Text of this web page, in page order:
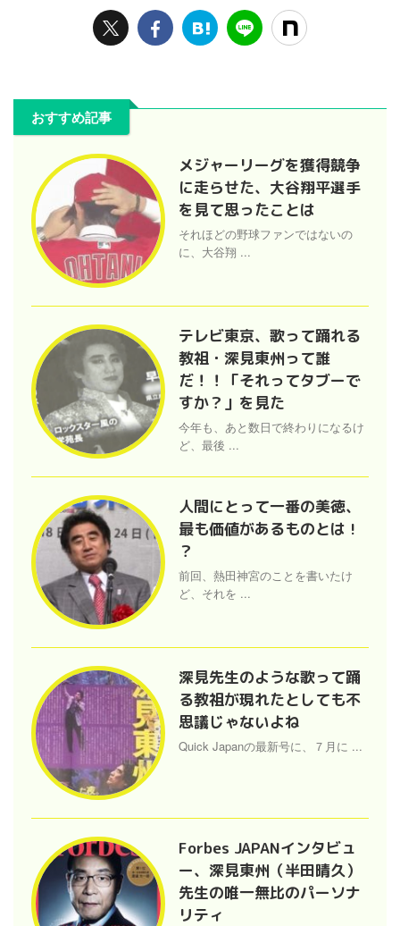
おすすめ記事
メジャーリーグを獲得競争
に走らせた、大谷翔平選手
を見て思ったことは
それほどの野球ファンではないの
に、大谷翔 ...
テレビ東京、歌って踊れる
教祖・深見東州って誰
だ！！「それってタブーで
すか？」を見た
今年も、あと数日で終わりになるけ
ど、最後 ...
人間にとって一番の美徳、
最も価値があるものとは !
？
前回、熱田神宮のことを書いたけ
ど、それを ...
深見先生のような歌って踊
る教祖が現れたとしても不
思議じゃないよね
Quick Japanの最新号に、７月に ...
Forbes JAPANインタビュ
ー、深見東州（半田晴久）
先生の唯一無比のパーソナ
リティ